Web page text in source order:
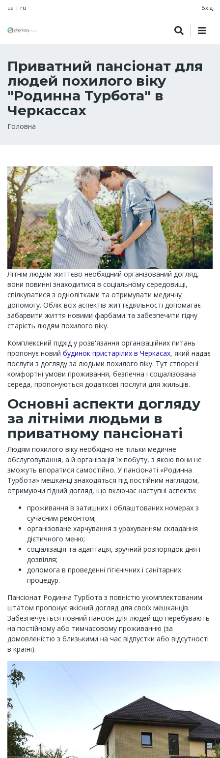
ua | ru Вхід
Приватний пансіонат для
людей похилого віку
"Родинна Турбота" в
Черкассах
Рядок
Головна
Літнім людям життєво необхідний організований догляд,
вони повинні знаходитися в соціальному середовищі,
спілкуватися з однолітками та отримувати медичну
допомогу. Облік всіх аспектів життєдіяльності допомагає
забарвити життя новими фарбами та забезпечити гідну
старість людям похилого віку.
Комплексний підхід у розв'язання організаційних питань
пропонує новий будинок пристарілих в Черкасах, який надає
послуги з догляду за людьми похилого віку. Тут створені
комфортні умови проживання, безпечна і соціалізована
середа, пропонуються додаткові послуги для жильців.
Основні аспекти догляду
за літніми людьми в
приватному пансіонаті
Людям похилого віку необхідно не тільки медичне
обслуговування, а й організація їх побуту, з якою вони не
зможуть впоратися самостійно. У пансіонаті «Родинна
Турбота» мешканці знаходяться під постійним наглядом,
отримуючи гідний догляд, що включає наступні аспекти:
проживання в затишних і облаштованих номерах з
сучасним ремонтом;
організоване харчування з урахуванням складання
дієтичного меню;
соціалізація та адаптація, зручний розпорядок дня і
дозвілля;
допомога в проведенні гігієнічних і санітарних
процедур.
Пансіонат Родинна Турбота з повністю укомплектованим
штатом пропонує якісний догляд для своїх мешканців.
Забезпечується повний пансіон для людей що перебувають
на постійному або тимчасовому проживанню (за
домовленістю з близькими на час відпустки або відсутності
в країні).